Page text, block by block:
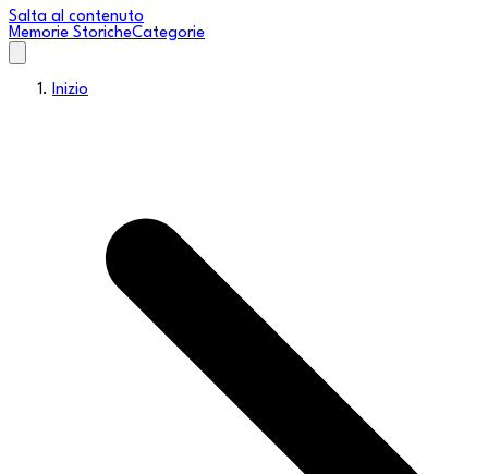
Salta al contenuto
Memorie StoricheCategorie
Inizio